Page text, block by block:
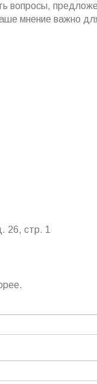
вопросы,
мнение важно
26, стр. 1